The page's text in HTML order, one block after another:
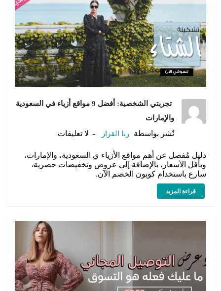
تجربتي الشخصية: أفضل 9 مواقع أزياء في السعودية
والإمارات
نٌشر بواسطة رنا القزاز لا تعليقات
دليل مُفصل عن أهم مواقع الأزياء ي السعودية، والإمارات،
وبأقل الأسعار، بالإضافة إلى عروض وتخفيضات حصرية،
سارع باستخدام كوبون الخصم الآن.
قراءة المزيد